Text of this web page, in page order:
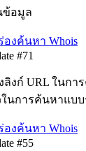
ข้อมูล
องค้นหา Whois
#71
ลิงก์ URL ในกา
นการค้นหาแบบ
องค้นหา Whois
#55